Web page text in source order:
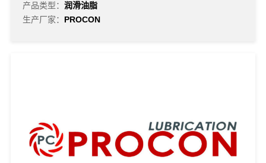
产品类型： 润滑油脂
生产厂家： PROCON